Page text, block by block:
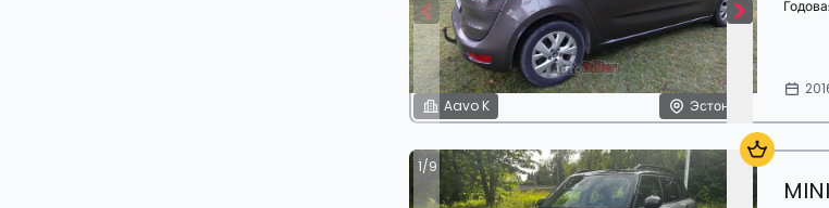
Aavo K Эстония
1/9